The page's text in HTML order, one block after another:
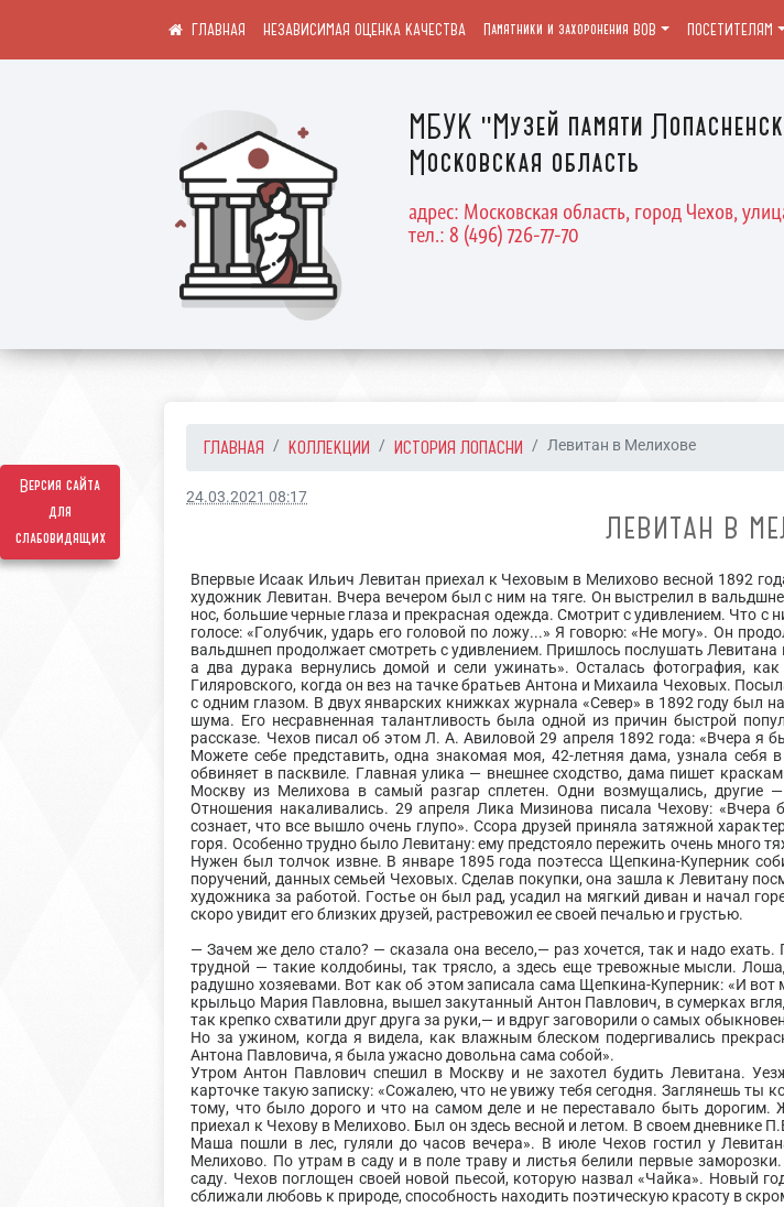
Версия сайта
для
слабовидящих
МБУК "Музей памяти
Московская область
адрес: Московская область, город Чехов,
тел.: 8 (496) 726-77-70
НЕЗАВИСИМАЯ ОЦЕНКА КАЧЕСТВА Памятники и захоронения ВОВ ПОСЕТИТЕЛЯМ
ГЛАВНАЯ КОЛЛЕКЦИИ ИСТОРИЯ ЛОПАСНИ Левитан в Мелихове
24.03.2021 08:17
ЛЕВИТАН В
Впервые Исаак Ильич Левитан приехал к Чеховым в Мелихово весной 1892
художник Левитан. Вчера вечером был с ним на тяге. Он выстрелил в
нос, большие черные глаза и прекрасная одежда. Смотрит с удивлением. Что
голосе: «Голубчик, ударь его головой по ложу...» Я говорю: «Не могу». Он
вальдшнеп продолжает смотреть с удивлением. Пришлось послушать
а два дурака вернулись домой и сели ужинать». Осталась фотография,
Гиляровского, когда он вез на тачке братьев Антона и Михаила Чеховых.
с одним глазом. В двух январских книжках журнала «Север» в 1892 году был
шума. Его несравненная талантливость была одной из причин быстрой
рассказе. Чехов писал об этом Л. А. Авиловой 29 апреля 1892 года: «Вчера я
Можете себе представить, одна знакомая моя, 42-летняя дама, узнала
обвиняет в пасквиле. Главная улика — внешнее сходство, дама пишет
Москву из Мелихова в самый разгар сплетен. Одни возмущались, другие
Отношения накаливались. 29 апреля Лика Мизинова писала Чехову:
сознает, что все вышло очень глупо». Ссора друзей приняла затяжной
горя. Особенно трудно было Левитану: ему предстояло пережить очень много
Нужен был толчок извне. В январе 1895 года поэтесса Щепкина-Куперник
поручений, данных семьей Чеховых. Сделав покупки, она зашла к Левитану
художника за работой. Гостье он был рад, усадил на мягкий диван и начал
скоро увидит его близких друзей, растревожил ее своей печалью и грустью.
— Зачем же дело стало? — сказала она весело,— раз хочется, так и надо
трудной — такие колдобины, так трясло, а здесь еще тревожные мысли.
радушно хозяевами. Вот как об этом записала сама Щепкина-Куперник: «И
крыльцо Мария Павловна, вышел закутанный Антон Павлович, в сумерках
так крепко схватили друг друга за руки,— и вдруг заговорили о самых
Но за ужином, когда я видела, как влажным блеском подергивались
Антона Павловича, я была ужасно довольна сама собой».
Утром Антон Павлович спешил в Москву и не захотел будить Левитана.
карточке такую записку: «Сожалею, что не увижу тебя сегодня. Заглянешь ты
тому, что было дорого и что на самом деле и не переставало быть
приехал к Чехову в Мелихово. Был он здесь весной и летом. В своем дневнике
Маша пошли в лес, гуляли до часов вечера». В июле Чехов гостил у
Мелихово. По утрам в саду и в поле траву и листья белили первые
саду. Чехов поглощен своей новой пьесой, которую назвал «Чайка». Новый
сближали любовь к природе, способность находить поэтическую красоту в